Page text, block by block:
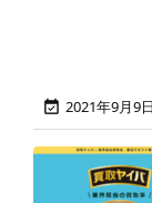
 2021年9月9日